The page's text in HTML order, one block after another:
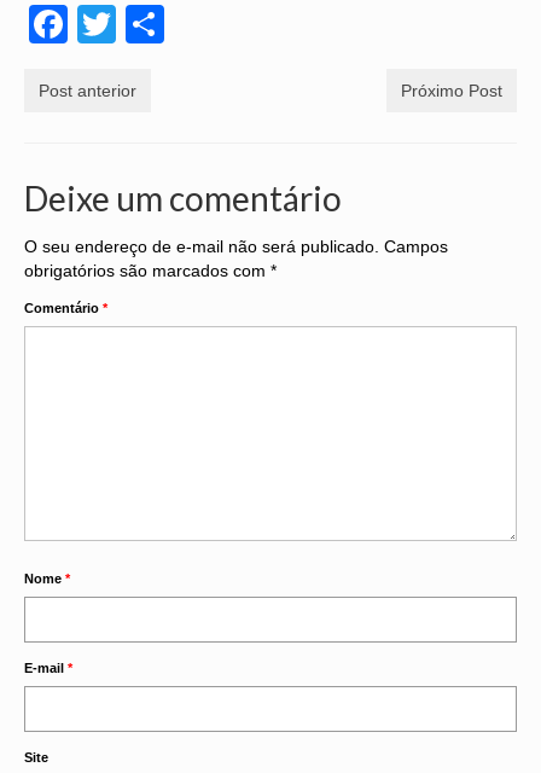
ASSOCIE-SE
CONVENÇÕES
HOMOLOGAÇÃO
INFORMAÇÕES
FALE CONOSCO
Facebook
Twitter
Post anterior Próximo Post
Deixe um comentário
O seu endereço de e-mail não será publicado. Campos
obrigatórios são marcados com *
Comentário *
Nome *
E-mail *
Site